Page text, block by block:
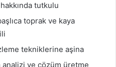
tutkulu
toprak ve kaya
tekniklerine aşina
ve çözüm üretme